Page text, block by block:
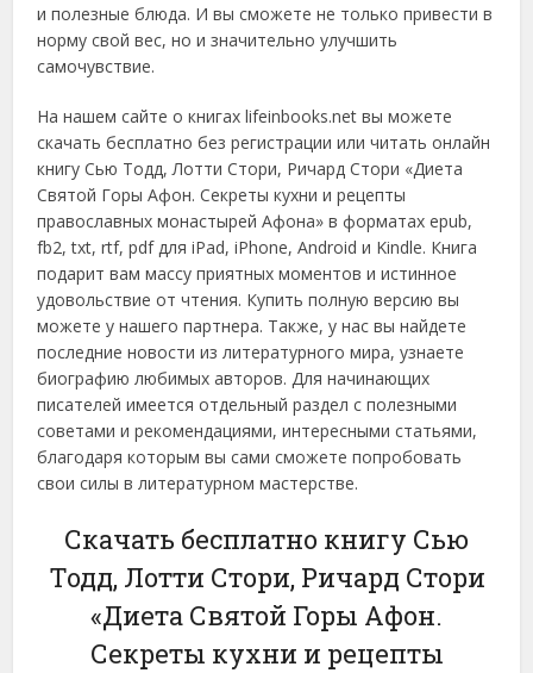
и полезные блюда. И вы сможете не только привести в
норму свой вес, но и значительно улучшить
самочувствие.
На нашем сайте о книгах lifeinbooks.net вы можете
скачать бесплатно без регистрации или читать онлайн
книгу Сью Тодд, Лотти Стори, Ричард Стори «Диета
Святой Горы Афон. Секреты кухни и рецепты
православных монастырей Афона» в форматах epub,
fb2, txt, rtf, pdf для iPad, iPhone, Android и Kindle. Книга
подарит вам массу приятных моментов и истинное
удовольствие от чтения. Купить полную версию вы
можете у нашего партнера. Также, у нас вы найдете
последние новости из литературного мира, узнаете
биографию любимых авторов. Для начинающих
писателей имеется отдельный раздел с полезными
советами и рекомендациями, интересными статьями,
благодаря которым вы сами сможете попробовать
свои силы в литературном мастерстве.
Скачать бесплатно книгу Сью
Тодд, Лотти Стори, Ричард Стори
«Диета Святой Горы Афон.
Секреты кухни и рецепты